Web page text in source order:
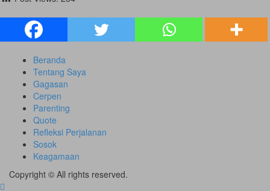
Post
Navigation
Beranda
Tentang Saya
Gagasan
Cerpen
Parenting
Quote
Refleksi Perjalanan
Sosok
Keagamaan
Copyright © All rights reserved.